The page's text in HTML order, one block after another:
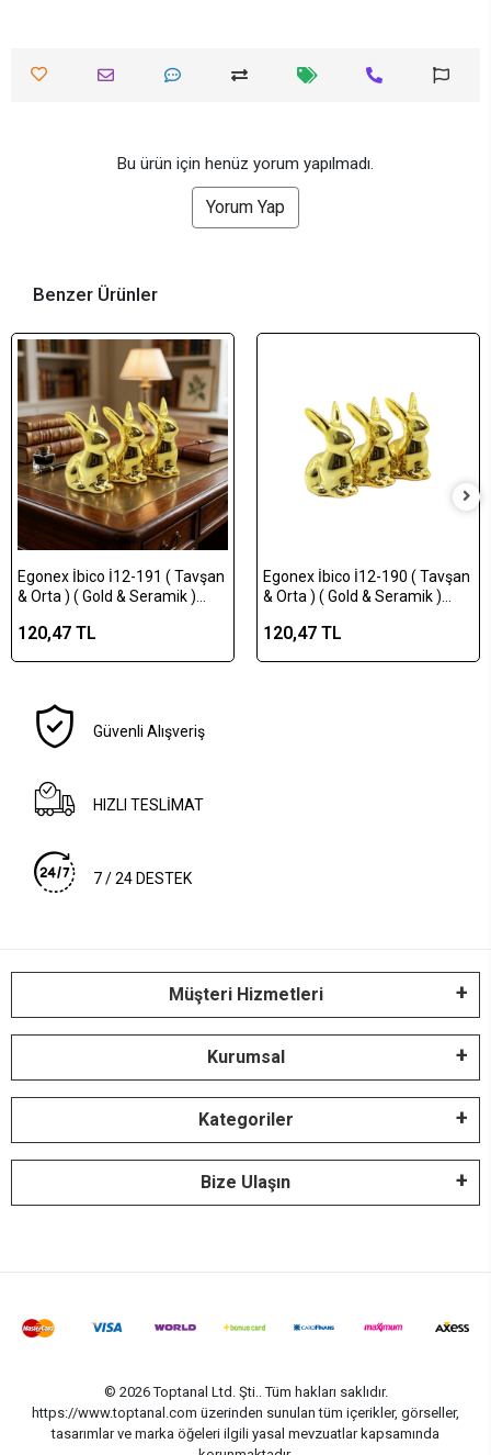
Bu ürün için henüz yorum yapılmadı.
Yorum Yap
Benzer Ürünler
Egonex İbico İ12-191 ( Tavşan
& Orta ) ( Gold & Seramik )
Eşyası*12x12
120,47 TL
Egonex İbico İ12-190 ( Tavşan
& Orta ) ( Gold & Seramik )
Eşyası*12x16
120,47 TL
Güvenli Alışveriş
HIZLI TESLİMAT
7 / 24 DESTEK
Müşteri Hizmetleri
Kurumsal
Kategoriler
Bize Ulaşın
© 2026 Toptanal Ltd. Şti.. Tüm hakları saklıdır.
https://www.toptanal.com üzerinden sunulan tüm içerikler, görseller,
tasarımlar ve marka öğeleri ilgili yasal mevzuatlar kapsamında